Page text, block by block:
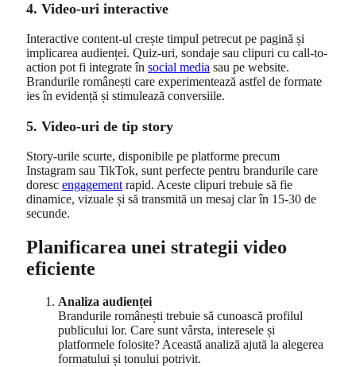
4. Video-uri interactive
Interactive content-ul crește timpul petrecut pe pagină și
implicarea audienței. Quiz-uri, sondaje sau clipuri cu call-to-
action pot fi integrate în social media sau pe website.
Brandurile românești care experimentează astfel de formate
ies în evidență și stimulează conversiile.
5. Video-uri de tip story
Story-urile scurte, disponibile pe platforme precum
Instagram sau TikTok, sunt perfecte pentru brandurile care
doresc engagement rapid. Aceste clipuri trebuie să fie
dinamice, vizuale și să transmită un mesaj clar în 15-30 de
secunde.
Planificarea unei strategii video
eficiente
Analiza audienței
Brandurile românești trebuie să cunoască profilul
publicului lor. Care sunt vârsta, interesele și
platformele folosite? Această analiză ajută la alegerea
formatului și tonului potrivit.